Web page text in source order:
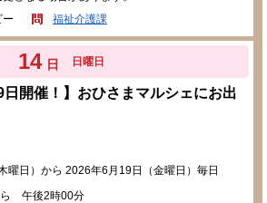
福祉介護課
14 日 日曜日
日開催！】おひさまマルシェにお出
曜日）から 2026年6月19日（金曜日）毎日
午後2時00分